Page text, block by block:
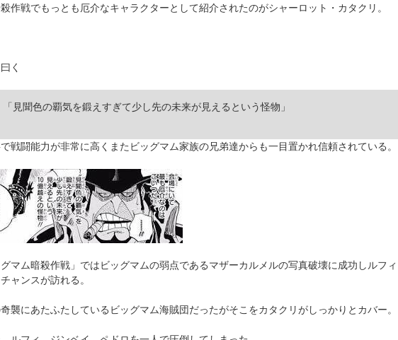
作戦でもっとも厄介なキャラクターとして紹介されたのがシャーロット・カタクリ。
く
「見聞色の覇気を鍛えすぎて少し先の未来が見えるという怪物」
戦闘能力が非常に高くまたビッグマム家族の兄弟達からも一目置かれ信頼されている。
グマム暗殺作戦」ではビッグマムの弱点であるマザーカルメルの写真破壊に成功しルフィ
ャンスが訪れる。
襲にあたふたしているビッグマム海賊団だったがそこをカタクリがしっかりとカバー。